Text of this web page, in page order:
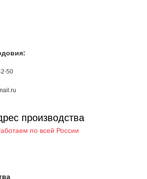
50
производства
по всей России